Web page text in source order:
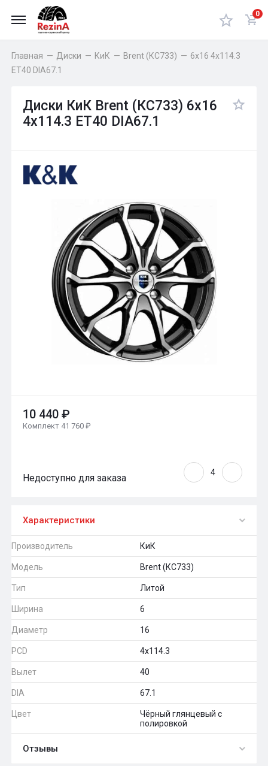
0
Главная — Диски — КиК — Brent (КС733) — 6x16 4x114.3
ET40 DIA67.1
Диски КиК Brent (КС733) 6x16
4x114.3 ET40 DIA67.1
10 440 ₽
Комплект 41 760 ₽
Недоступно для заказа
Характеристики
Производитель КиК
Модель Brent (КС733)
Тип Литой
Ширина 6
Диаметр 16
PCD 4x114.3
Вылет 40
DIA 67.1
Цвет
Чёрный глянцевый с
полировкой
Отзывы